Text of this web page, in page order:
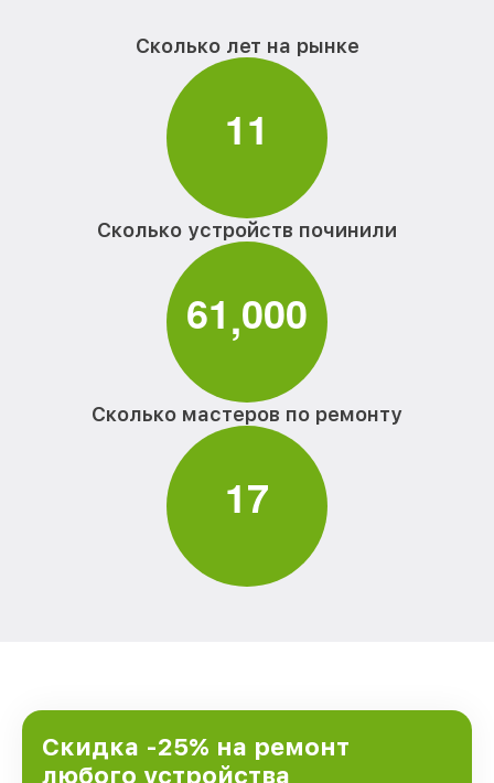
Сколько лет на рынке
11
Сколько устройств починили
61,000
Сколько мастеров по ремонту
17
Скидка -25% на ремонт
любого устройства